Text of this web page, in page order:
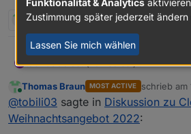
2 Antworten
T tobili03Gelöst (von selbst)
meine Fernzugriffslizens ist
ich habe heute eine Neue
Wenn ich jetzt aber
kommt:
EDIT: Das dauert scheinbar
Online
Thomas Braun MOST ACTIVE schrieb am
zuletzt
@tobili03 sagte in Diskussion zu
Weihnachtsangebot 2022:
Funktionalität & Analytics
Zustimmung später jederzeit
Lassen Sie mich wählen